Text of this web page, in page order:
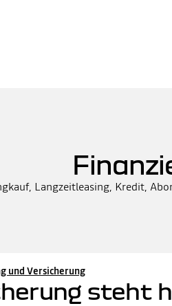
Langzeitleasing, Kredit,
und Versicherung
steht